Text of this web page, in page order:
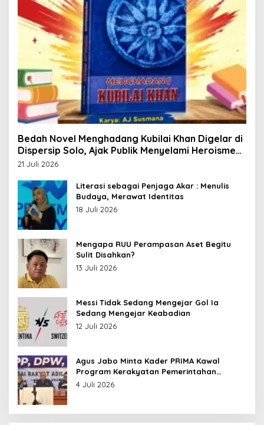
Bedah Novel Menghadang Kubilai Khan Digelar di
Dispersip Solo, Ajak Publik Menyelami Heroisme
Leluhur Nusantara
21 Juli 2026
Literasi sebagai Penjaga Akar : Menulis
Budaya, Merawat Identitas
18 Juli 2026
Mengapa RUU Perampasan Aset Begitu
Sulit Disahkan?
13 Juli 2026
Messi Tidak Sedang Mengejar Gol Ia
Sedang Mengejar Keabadian
12 Juli 2026
Agus Jabo Minta Kader PRIMA Kawal
Program Kerakyatan Pemerintahan
Prabowo
4 Juli 2026